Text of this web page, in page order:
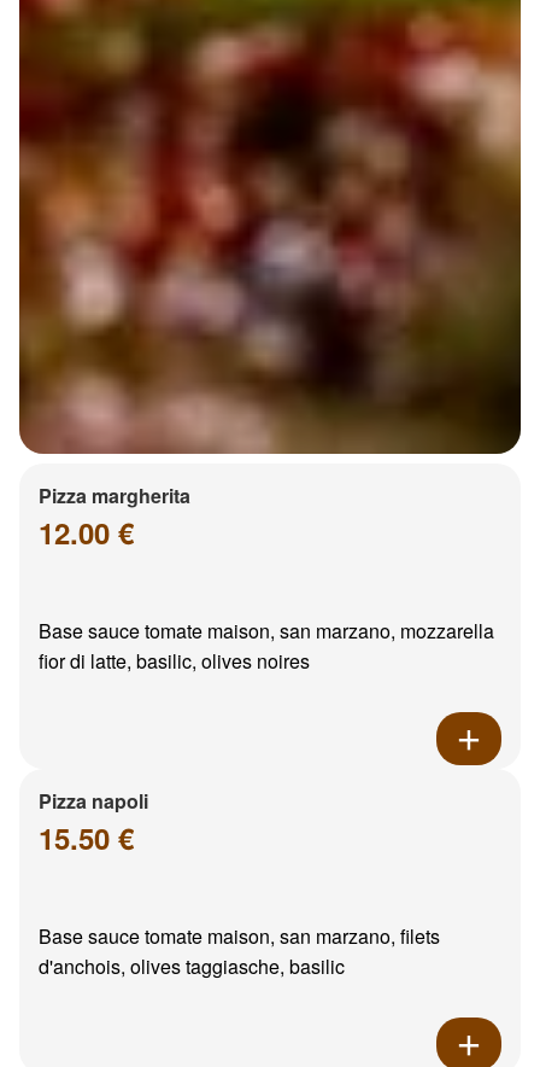
Pizza margherita
12.00 €
Base sauce tomate maison, san marzano, mozzarella
fior di latte, basilic, olives noires
Pizza napoli
15.50 €
Base sauce tomate maison, san marzano, filets
d'anchois, olives taggiasche, basilic